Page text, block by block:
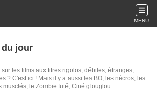
MENU
du jour
les films aux titres rigolos, débiles, étranges,
? C'est ici ! Mais il y a aussi les BO, les nécros, les
musclés, le Zombie futé, Ciné glouglou...